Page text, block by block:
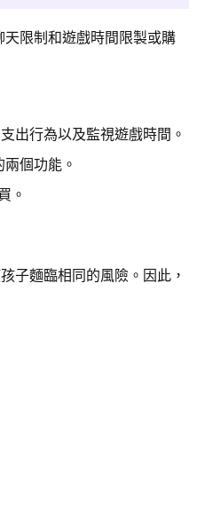
限制和遊戲時間限製或購
出行為以及監視遊戲時間。
個功能。
。
子麵臨相同的風險。因此，